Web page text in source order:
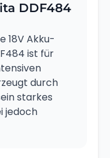
DDF484
18V Akku-
ist für
durch
starkes
jedoch